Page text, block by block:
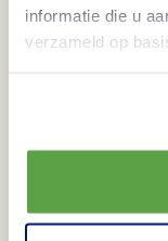
informatie die u
verzameld op
Vraag nu